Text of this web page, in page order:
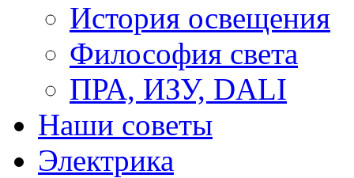
История освещения
Философия света
ПРА, ИЗУ, DALI
Наши советы
Электрика